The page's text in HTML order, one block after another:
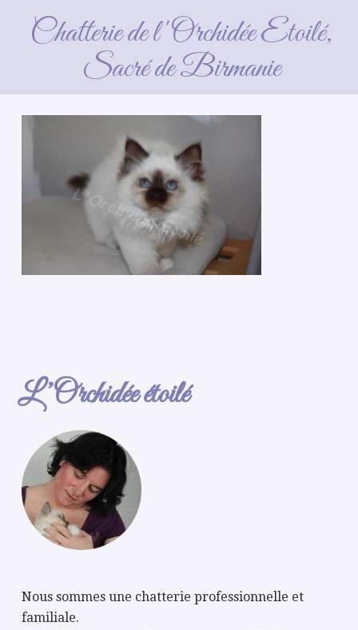
Chatterie de l'Orchidée Etoilé,
Sacré de Birmanie
L’Orchidée étoilé
Nous sommes une chatterie professionnelle et
familiale.